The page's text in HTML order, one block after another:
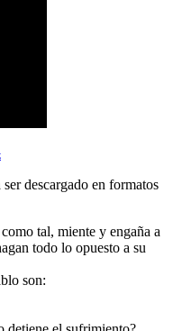
descargado en formatos
tal, miente y engaña a
todo lo opuesto a su
son: